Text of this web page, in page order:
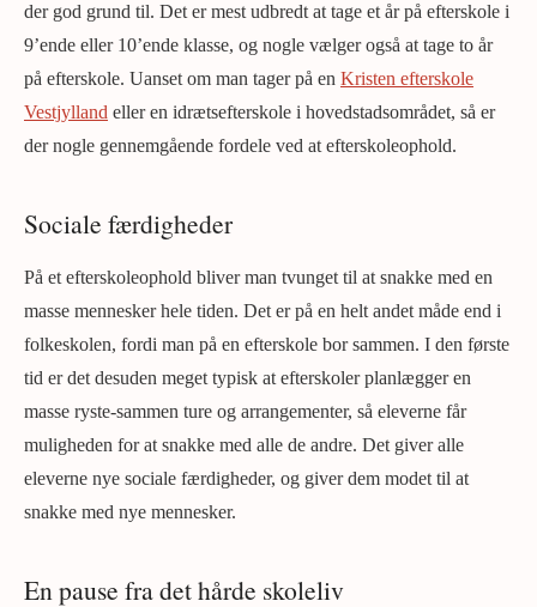
der god grund til. Det er mest udbredt at tage et år på efterskole i
9’ende eller 10’ende klasse, og nogle vælger også at tage to år
på efterskole. Uanset om man tager på en Kristen efterskole
Vestjylland eller en idrætsefterskole i hovedstadsområdet, så er
der nogle gennemgående fordele ved at efterskoleophold.
Sociale færdigheder
På et efterskoleophold bliver man tvunget til at snakke med en
masse mennesker hele tiden. Det er på en helt andet måde end i
folkeskolen, fordi man på en efterskole bor sammen. I den første
tid er det desuden meget typisk at efterskoler planlægger en
masse ryste-sammen ture og arrangementer, så eleverne får
muligheden for at snakke med alle de andre. Det giver alle
eleverne nye sociale færdigheder, og giver dem modet til at
snakke med nye mennesker.
En pause fra det hårde skoleliv